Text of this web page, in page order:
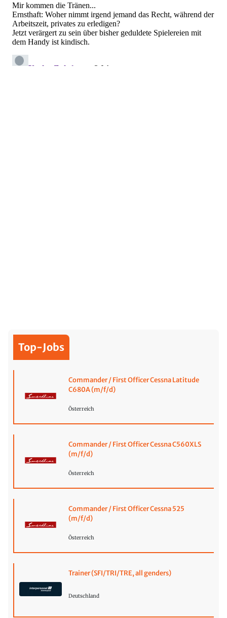
Top-Jobs
Commander / First Officer Cessna Latitude
C680A (m/f/d)
Österreich
Commander / First Officer Cessna C560XLS
(m/f/d)
Österreich
Commander / First Officer Cessna 525
(m/f/d)
Österreich
Trainer (SFI/TRI/TRE, all genders)
Deutschland